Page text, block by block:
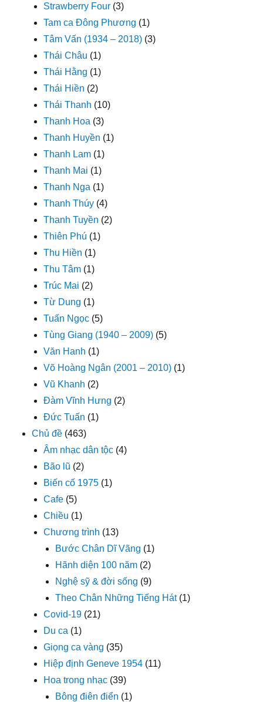
Strawberry Four (3)
Tam ca Đông Phương (1)
Tâm Vấn (1934 – 2018) (3)
Thái Châu (1)
Thái Hằng (1)
Thái Hiền (2)
Thái Thanh (10)
Thanh Hoa (3)
Thanh Huyền (1)
Thanh Lam (1)
Thanh Mai (1)
Thanh Nga (1)
Thanh Thúy (4)
Thanh Tuyền (2)
Thiên Phú (1)
Thu Hiền (1)
Thu Tâm (1)
Trúc Mai (2)
Từ Dung (1)
Tuấn Ngọc (5)
Tùng Giang (1940 – 2009) (5)
Văn Hanh (1)
Võ Hoàng Ngân (2001 – 2010) (1)
Vũ Khanh (2)
Đàm Vĩnh Hưng (2)
Đức Tuấn (1)
Chủ đề (463)
Âm nhạc dân tộc (4)
Bão lũ (2)
Biến cố 1975 (1)
Cafe (5)
Chiều (1)
Chương trình (13)
Bước Chân Dĩ Vãng (1)
Hãnh diện 100 năm (2)
Nghệ sỹ & đời sống (9)
Theo Chân Những Tiếng Hát(1)
Covid-19 (21)
Du ca (1)
Giọng ca vàng (35)
Hiệp định Geneve 1954 (11)
Hoa trong nhạc (39)
Bông điên điển (1)